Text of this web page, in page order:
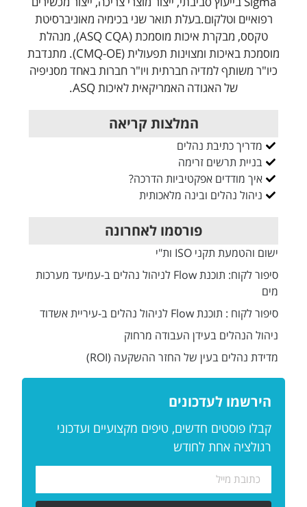
רפואיים וטלקום.בעלת תואר שני בכימיה מאוניברסיטת
טקסס, מבקרת איכות מוסמכת (ASQ CQA), מנהלת
מוסמכת באיכות ומצוינות תפעולית (CMQ-OE). מתנדבת
כיו"ר משותף למדיה חברתית ויו"ר חברות באחד מסניפיה
של האגודה האמריקאית לאיכות ASQ.
המלצות קריאה
מדריך כתיבת נהלים
בניית תרשים זרימה
איך מודדים אפקטיביות הדרכה?
ניהול נהלים ובינה מלאכותית
פורסמו לאחרונה
ישום והטמעת תקני ISO ות"י
סיפור לקוח: תוכנת Flow לניהול נהלים ב-עמיעד מערכות
מים
סיפור לקוח : תוכנת Flow לניהול נהלים ב-עיריית אשדוד
ניהול הנהלים בעידן העבודה מרחוק
מדידת נהלים בעין של החזר ההשקעה (ROI)
הירשמו לעדכונים
קבלו פוסטים חדשים, טיפים מקצועיים ועדכוני
רגולציה אחת לחודש